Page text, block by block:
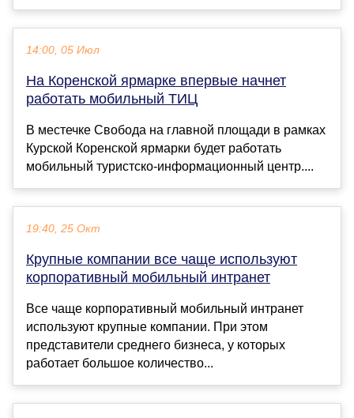
14:00, 05 Июл
На Коренской ярмарке впервые начнет
работать мобильный ТИЦ
В местечке Свобода на главной площади в рамках
Курской Коренской ярмарки будет работать
мобильный туристско-информационный центр....
19:40, 25 Окт
Крупные компании все чаще используют
корпоративный мобильный интранет
Все чаще корпоративный мобильный интранет
используют крупные компании. При этом
представители среднего бизнеса, у которых
работает большое количество...